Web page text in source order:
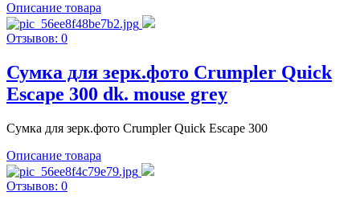
Описание товара
Отзывов: 0
Сумка для зерк.фото Crumpler Quick
Escape 300 dk. mouse grey
Сумка для зерк.фото Crumpler Quick Escape 300
Описание товара
Отзывов: 0